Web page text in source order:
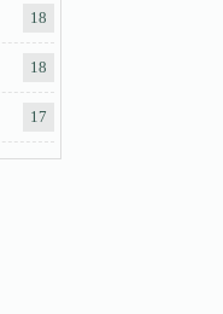
18
18
17